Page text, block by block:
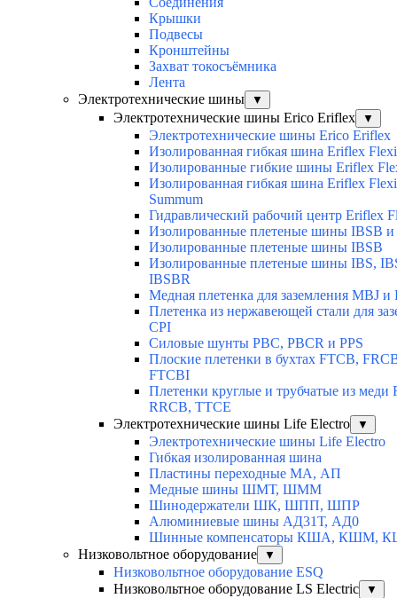
Крышки
Подвесы
Кронштейны
Захват токосъёмника
Лента
Электротехнические шины
▼
Электротехнические шины Erico Eriflex ▼
Электротехнические шины Erico Eriflex
Изолированная гибкая шина Eriflex
Изолированные гибкие шины Eriflex
Изолированная гибкая шина Eriflex
Summum
Гидравлический рабочий центр Eriflex
Изолированные плетеные шины IBSB
Изолированные плетеные шины IBSB
Изолированные плетеные шины IBS,
IBSBR
Медная плетенка для заземления MBJ и
Плетенка из нержавеющей стали для
CPI
Силовые шунты PBC, PBCR и PPS
Плоские плетенки в бухтах FTCB,
FTCBI
Плетенки круглые и трубчатые из меди
RRCB, TTCE
Электротехнические шины Life Electro
▼
Электротехнические шины Life Electro
Гибкая изолированная шина
Пластины переходные МА, АП
Медные шины ШМТ, ШММ
Шинодержатели ШК, ШПП, ШПР
Алюминиевые шины АД31Т, АД0
Шинные компенсаторы КША, КШМ,
Низковольтное оборудование
▼
Низковольтное оборудование ESQ
Низковольтное оборудование LS Electric
▼